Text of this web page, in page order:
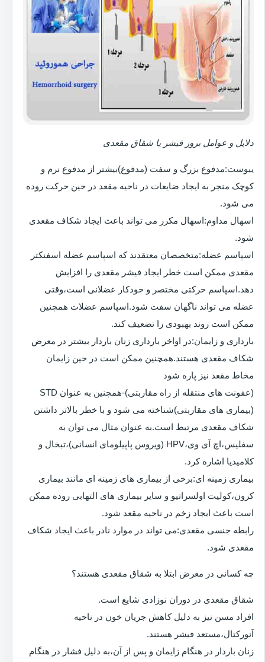
دلایل و عوامل بروز فیشر یا شقاق مقعدی
یبوست:مدفوع بزرگ و سفت (مدفوع)بیشتر از مدفوع نرم و
کوچک منجر به ایجاد ضایعات در ناحیه مقعد در حین حرکت روده
می شود.
اسهال مداوم:اسهال مکرر می تواند باعث ایجاد شکاف مقعدی
شود.
اسپاسم عضله:متخصصان معتقدند که اسپاسم عضله اسفنکتر
مقعدی ممکن است خطر ایجاد فیشر مقعدی را افزایش
دهد.اسپاسم حرکتی مختصر و خودکار عضلانی است،وقتی
عضله می تواند ناگهان سفت شود.اسپاسم عضلات همچنین
ممکن است روند بهبودی را تضعیف کند.
بارداری و زایمان:در اواخر بارداری زنان باردار بیشتر در معرض
شکاف مقعدی هستند.همچنین ممکن است در حین زایمان
مخاط مقعد نیز پاره شود
(عفونت های منتقله از راه مقاربتی)-همچنین به عنوان STD
(بیماری های مقاربتی)شناخته می شود و با خطر بالاتر داشتن
شکاف مقعدی مرتبط است.به عنوان مثال می توان به
سفلیس،اچ آی وی،HPV (ویروس پاپیلومای انسانی)،تبخال و
کلامیدیا اشاره کرد.
بیماری زمینه ای:برخی از بیماری های زمینه ای مانند بیماری
کرون،کولیت اولسراتیو و سایر بیماری های التهابی روده ممکن
است باعث ایجاد زخم در ناحیه مقعد شود.
رابطه جنسی مقعدی:می تواند در موارد نادر باعث ایجاد شکاف
مقعدی شود.
چه کسانی در معرض ابتلا به شقاق مقعدی هستند؟
شقاق مقعدی در دوران نوزادی شایع است.
افراد مسن نیز به دلیل کاهش جریان خون در ناحیه
آنورکتال،مستعد فیشر هستند.
زنان باردار در هنگام زایمان و پس از آن،به دلیل فشار در هنگام